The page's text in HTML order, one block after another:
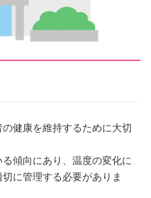
健康を維持するために大切
傾向にあり、温度の変化に
に管理する必要がありま